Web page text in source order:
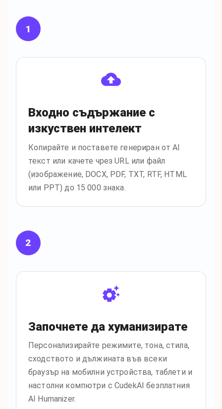
1
Входно съдържание с
изкуствен интелект
Копирайте и поставете генериран от AI
текст или качете чрез URL или файл
(изображение, DOCX, PDF, TXT, RTF, HTML
или PPT) до 15 000 знака.
2
Започнете да хуманизирате
Персонализирайте режимите, тона, стила,
сходството и дължината във всеки
браузър на мобилни устройства, таблети и
настолни компютри с CudekAI безплатния
AI Humanizer.